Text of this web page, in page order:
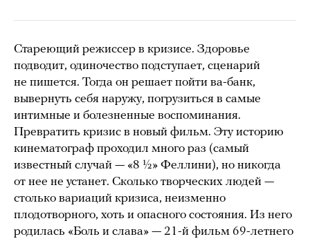
Стареющий режиссер в кризисе. Здоровье
подводит, одиночество подступает, сценарий
не пишется. Тогда он решает пойти ва-банк,
вывернуть себя наружу, погрузиться в самые
интимные и болезненные воспоминания.
Превратить кризис в новый фильм. Эту историю
кинематограф проходил много раз (самый
известный случай — «8 ½» Феллини), но никогда
от нее не устанет. Сколько творческих людей —
столько вариаций кризиса, неизменно
плодотворного, хоть и опасного состояния. Из него
родилась «Боль и слава» — 21-й фильм 69-летнего